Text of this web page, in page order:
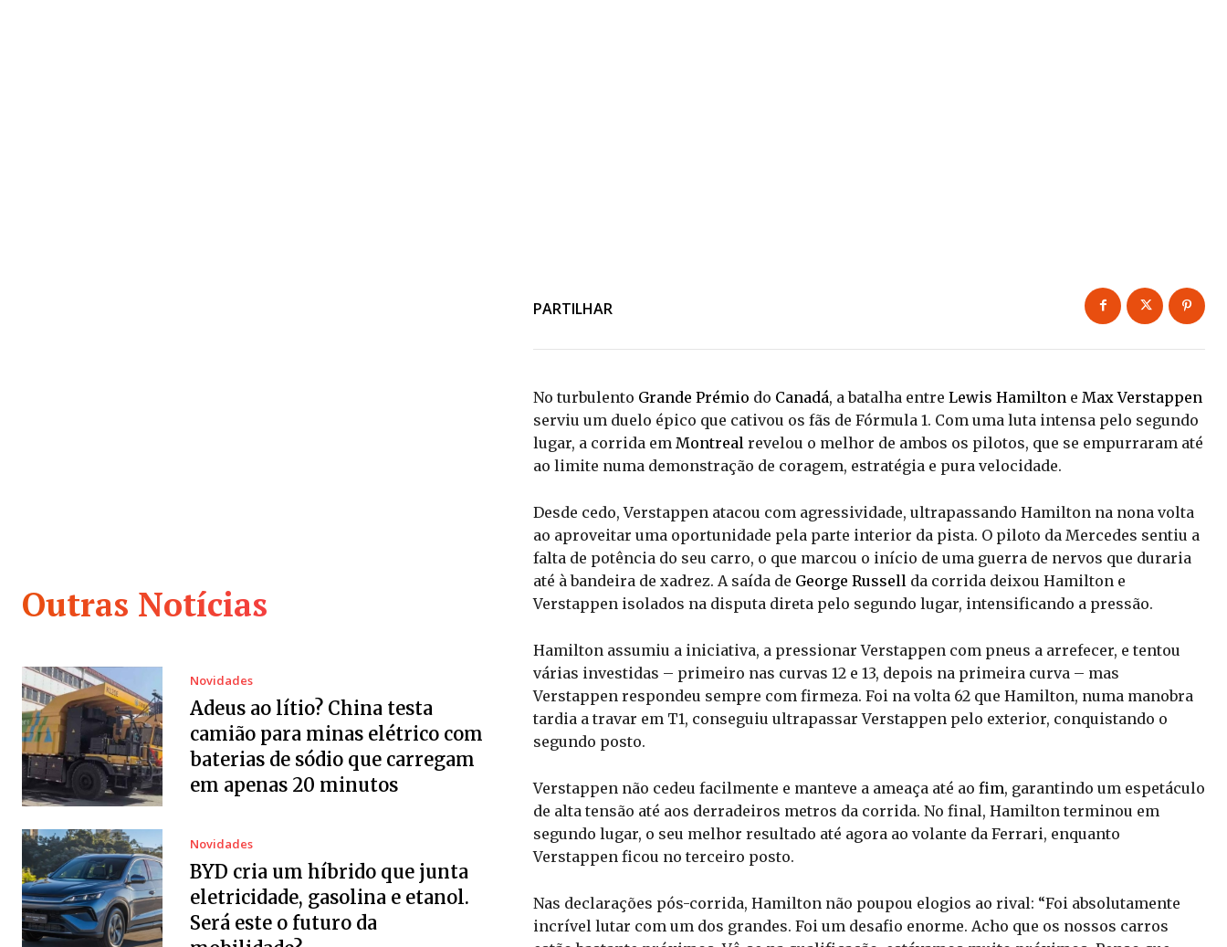
Outras Notícias
Novidades
Adeus ao lítio? China testa
camião para minas elétrico com
baterias de sódio que carregam
em apenas 20 minutos
Novidades
BYD cria um híbrido que junta
eletricidade, gasolina e etanol.
Será este o futuro da
PARTILHAR
No turbulento Grande Prémio do Canadá, a batalha entre Lewis Hamilton e Max Verstappen
serviu um duelo épico que cativou os fãs de Fórmula 1. Com uma luta intensa pelo segundo
lugar, a corrida em Montreal revelou o melhor de ambos os pilotos, que se empurraram até
ao limite numa demonstração de coragem, estratégia e pura velocidade.
Desde cedo, Verstappen atacou com agressividade, ultrapassando Hamilton na nona volta
ao aproveitar uma oportunidade pela parte interior da pista. O piloto da Mercedes sentiu a
falta de potência do seu carro, o que marcou o início de uma guerra de nervos que duraria
até à bandeira de xadrez. A saída de George Russell da corrida deixou Hamilton e
Verstappen isolados na disputa direta pelo segundo lugar, intensificando a pressão.
Hamilton assumiu a iniciativa, a pressionar Verstappen com pneus a arrefecer, e tentou
várias investidas – primeiro nas curvas 12 e 13, depois na primeira curva – mas
Verstappen respondeu sempre com firmeza. Foi na volta 62 que Hamilton, numa manobra
tardia a travar em T1, conseguiu ultrapassar Verstappen pelo exterior, conquistando o
segundo posto.
Verstappen não cedeu facilmente e manteve a ameaça até ao fim, garantindo um espetáculo
de alta tensão até aos derradeiros metros da corrida. No final, Hamilton terminou em
segundo lugar, o seu melhor resultado até agora ao volante da Ferrari, enquanto
Verstappen ficou no terceiro posto.
Nas declarações pós-corrida, Hamilton não poupou elogios ao rival: “Foi absolutamente
incrível lutar com um dos grandes. Foi um desafio enorme. Acho que os nossos carros